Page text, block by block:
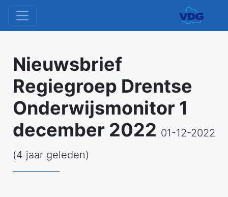
Nieuwsbrief
Regiegroep Drentse
Onderwijsmonitor 1
december 2022 01-12-2022
(4 jaar geleden)